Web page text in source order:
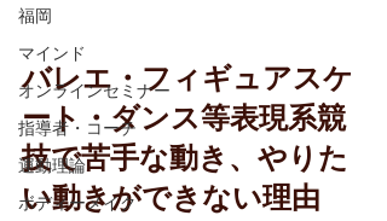
福岡
マインド
オンラインセミナー
指導者・コーチ
運動理論
ボディーメイク
バレエ・フィギュアスケ
ート・ダンス等表現系競
技で苦手な動き、やりた
い動きができない理由